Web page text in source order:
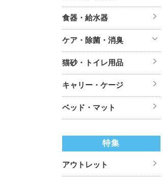
食器・給水器
ケア・除菌・消臭
猫砂・トイレ用品
キャリー・ケージ
ベッド・マット
特集
アウトレット